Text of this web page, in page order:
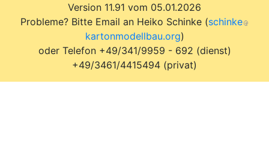
Version 11.91 vom 05.01.2026
Probleme? Bitte Email an Heiko Schinke (schinke
kartonmodellbau.org)
oder Telefon +49/341/9959 - 692 (dienst)
+49/3461/4415494 (privat)